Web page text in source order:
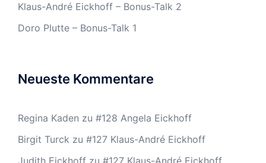
Klaus-André Eickhoff – Bonus-Talk 2
Doro Plutte – Bonus-Talk 1
Neueste Kommentare
Regina Kaden zu #128 Angela Eickhoff
Birgit Turck zu #127 Klaus-André Eickhoff
Judith Eickhoff zu #127 Klaus-André Eickhoff